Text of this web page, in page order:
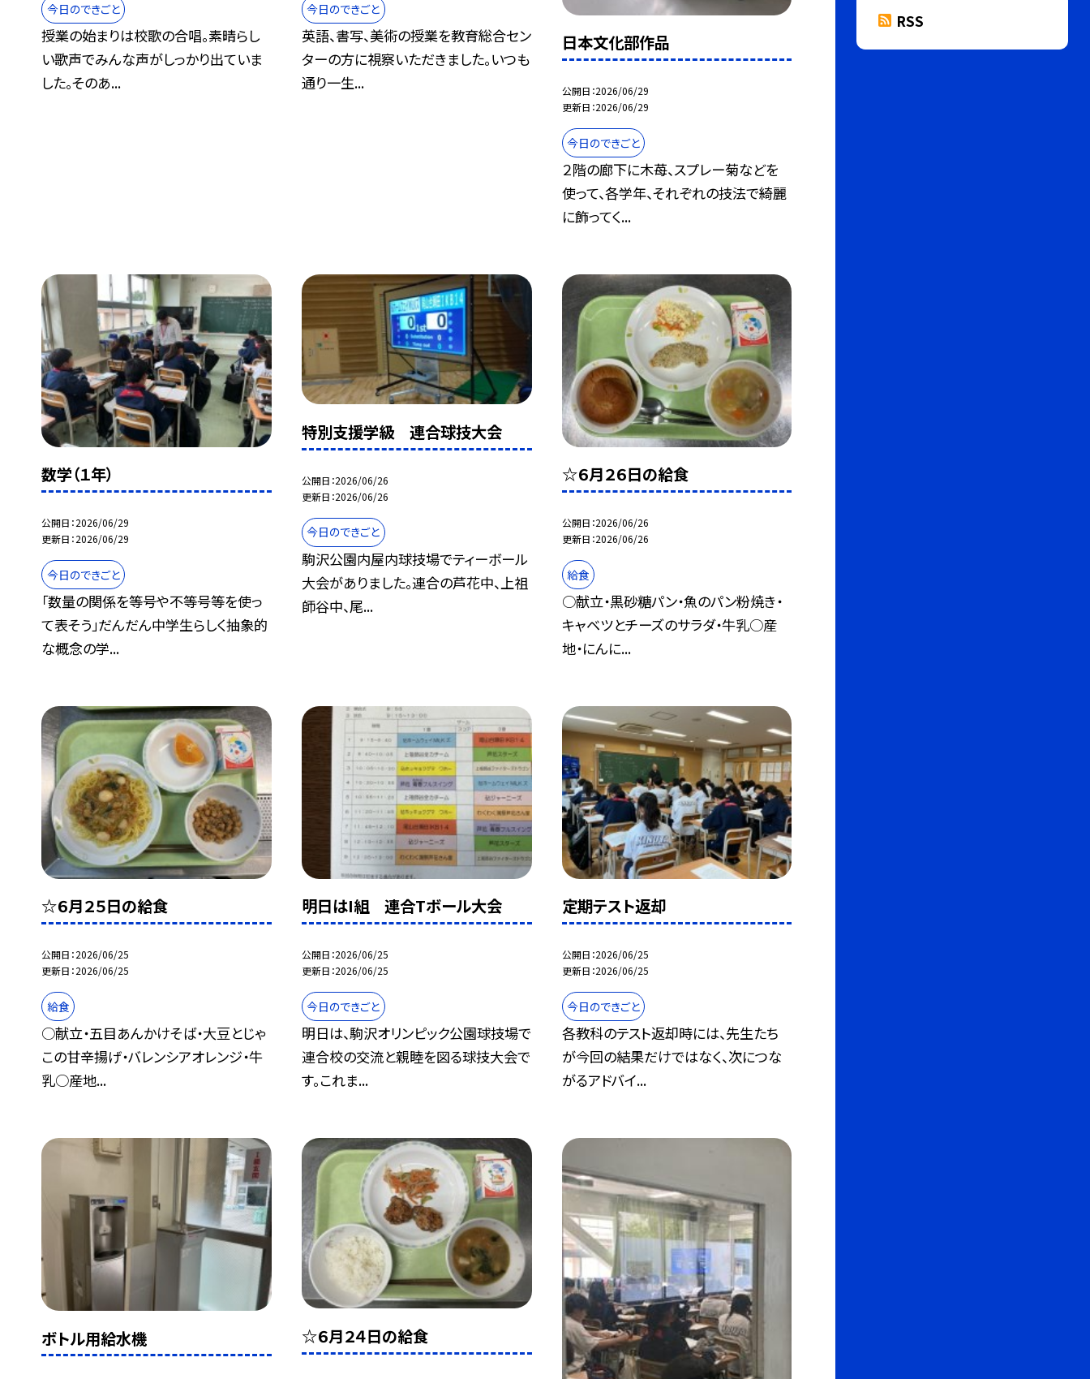
今日のできごと
授業の始まりは校歌の合唱。素晴らし
い歌声でみんな声がしっかり出ていま
した。そのあ...
今日のできごと
英語、書写、美術の授業を教育総合セン
ターの方に視察いただきました。いつも
通り一生...
日本文化部作品
公開日 2026/06/29
更新日 2026/06/29
今日のできごと
２階の廊下に木苺、スプレー菊などを
使って、各学年、それぞれの技法で綺麗
に飾ってく...
数学（１年）
公開日 2026/06/29
更新日 2026/06/29
今日のできごと
「数量の関係を等号や不等号等を使っ
て表そう」だんだん中学生らしく抽象的
な概念の学...
特別支援学級 連合球技大会
公開日 2026/06/26
更新日 2026/06/26
今日のできごと
駒沢公園内屋内球技場でティーボール
大会がありました。連合の芦花中、上祖
師谷中、尾...
☆６月２６日の給食
公開日 2026/06/26
更新日 2026/06/26
給食
○献立・黒砂糖パン・魚のパン粉焼き・
キャベツとチーズのサラダ・牛乳○産
地・にんに...
☆６月２５日の給食
公開日 2026/06/25
更新日 2026/06/25
給食
○献立・五目あんかけそば・大豆とじゃ
この甘辛揚げ・バレンシアオレンジ・牛
乳○産地...
明日はI組 連合Tボール大会
公開日 2026/06/25
更新日 2026/06/25
今日のできごと
明日は、駒沢オリンピック公園球技場で
連合校の交流と親睦を図る球技大会で
す。これま...
定期テスト返却
公開日 2026/06/25
更新日 2026/06/25
今日のできごと
各教科のテスト返却時には、先生たち
が今回の結果だけではなく、次につな
がるアドバイ...
ボトル用給水機 ☆６月２４日の給食
RSS